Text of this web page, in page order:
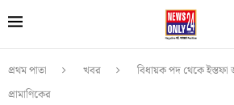
প্রথম পাতা খবর
বিধায়ক পদ থেকে ইস্তফা
প্রামাণিকের